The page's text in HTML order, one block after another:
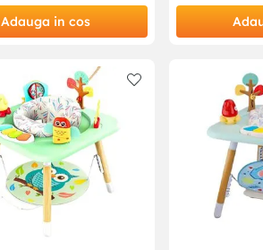
Adauga in cos